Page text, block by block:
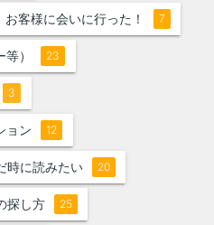
お客様に会いに行った！ 7
） 23
3
ョン 12
時に読みたい 20
探し方 25